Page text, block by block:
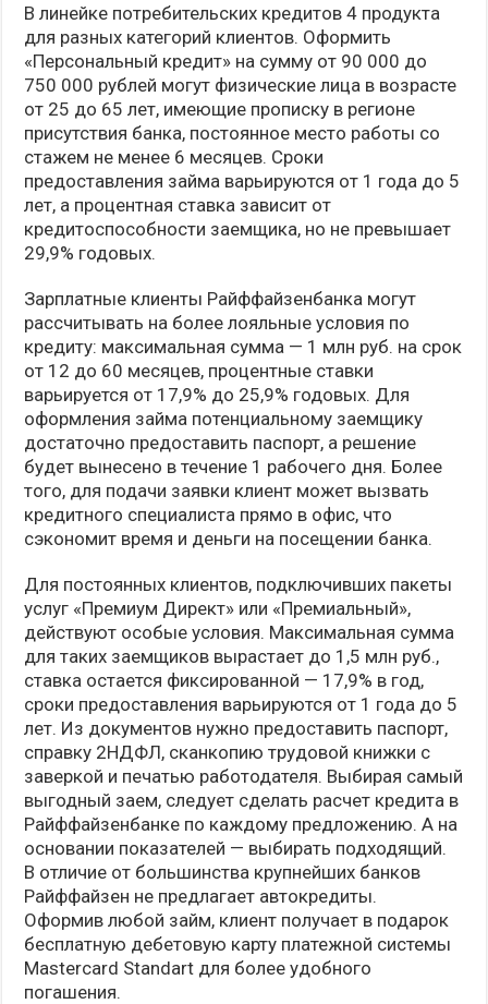
В линейке потребительских кредитов 4 продукта
для разных категорий клиентов. Оформить
«Персональный кредит» на сумму от 90 000 до
750 000 рублей могут физические лица в возрасте
от 25 до 65 лет, имеющие прописку в регионе
присутствия банка, постоянное место работы со
стажем не менее 6 месяцев. Сроки
предоставления займа варьируются от 1 года до 5
лет, а процентная ставка зависит от
кредитоспособности заемщика, но не превышает
29,9% годовых.
Зарплатные клиенты Райффайзенбанка могут
рассчитывать на более лояльные условия по
кредиту: максимальная сумма — 1 млн руб. на срок
от 12 до 60 месяцев, процентные ставки
варьируется от 17,9% до 25,9% годовых. Для
оформления займа потенциальному заемщику
достаточно предоставить паспорт, а решение
будет вынесено в течение 1 рабочего дня. Более
того, для подачи заявки клиент может вызвать
кредитного специалиста прямо в офис, что
сэкономит время и деньги на посещении банка.
Для постоянных клиентов, подключивших пакеты
услуг «Премиум Директ» или «Премиальный»,
действуют особые условия. Максимальная сумма
для таких заемщиков вырастает до 1,5 млн руб.,
ставка остается фиксированной — 17,9% в год,
сроки предоставления варьируются от 1 года до 5
лет. Из документов нужно предоставить паспорт,
справку 2НДФЛ, сканкопию трудовой книжки с
заверкой и печатью работодателя. Выбирая самый
выгодный заем, следует сделать расчет кредита в
Райффайзенбанке по каждому предложению. А на
основании показателей — выбирать подходящий.
В отличие от большинства крупнейших банков
Райффайзен не предлагает автокредиты.
Оформив любой займ, клиент получает в подарок
бесплатную дебетовую карту платежной системы
Mastercard Standart для более удобного
погашения.